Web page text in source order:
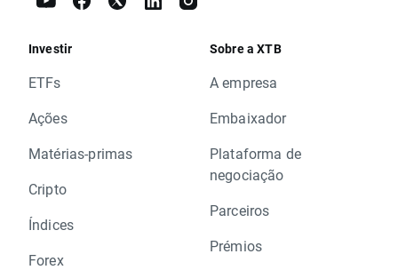
Investir
ETFs
Ações
Matérias-primas
Cripto
Índices
Forex
Sobre a XTB
A empresa
Embaixador
Plataforma de
negociação
Parceiros
Prémios